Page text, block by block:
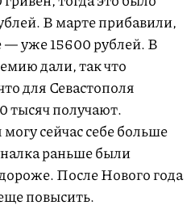
В марте прибавили,
— уже 15600 рублей. В
дали, так что
для Севастополя
тысяч получают.
сейчас себе больше
раньше были
После Нового года
повысить.